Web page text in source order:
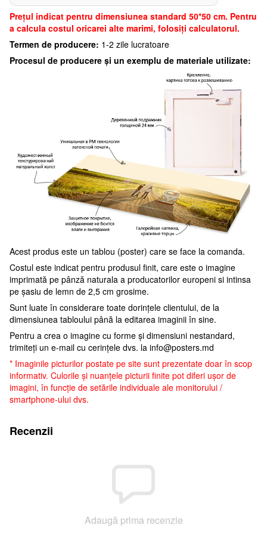
Preţul indicat pentru dimensiunea standard 50*50 cm. Pentru
a calcula costul oricarei alte marimi, folosiți calculatorul.
Termen de producere: 1-2 zile lucratoare
Procesul de producere și un exemplu de materiale utilizate:
Acest produs este un tablou (poster) care se face la comanda.
Costul este indicat pentru produsul finit, care este o imagine
imprimată pe pânză naturala a producatorilor europeni si intinsa
pe șasiu de lemn de 2,5 cm grosime.
Sunt luate în considerare toate dorințele clientului, de la
dimensiunea tabloului până la editarea imaginii în sine.
Pentru a crea o imagine cu forme și dimensiuni nestandard,
trimiteți un e-mail cu cerințele dvs. la info@posters.md
* Imaginile picturilor postate pe site sunt prezentate doar în scop
informativ. Culorile și nuanțele picturii finite pot diferi ușor de
imagini, în funcție de setările individuale ale monitorului /
smartphone-ului dvs.
Recenzii
Adaugă prima recenzie